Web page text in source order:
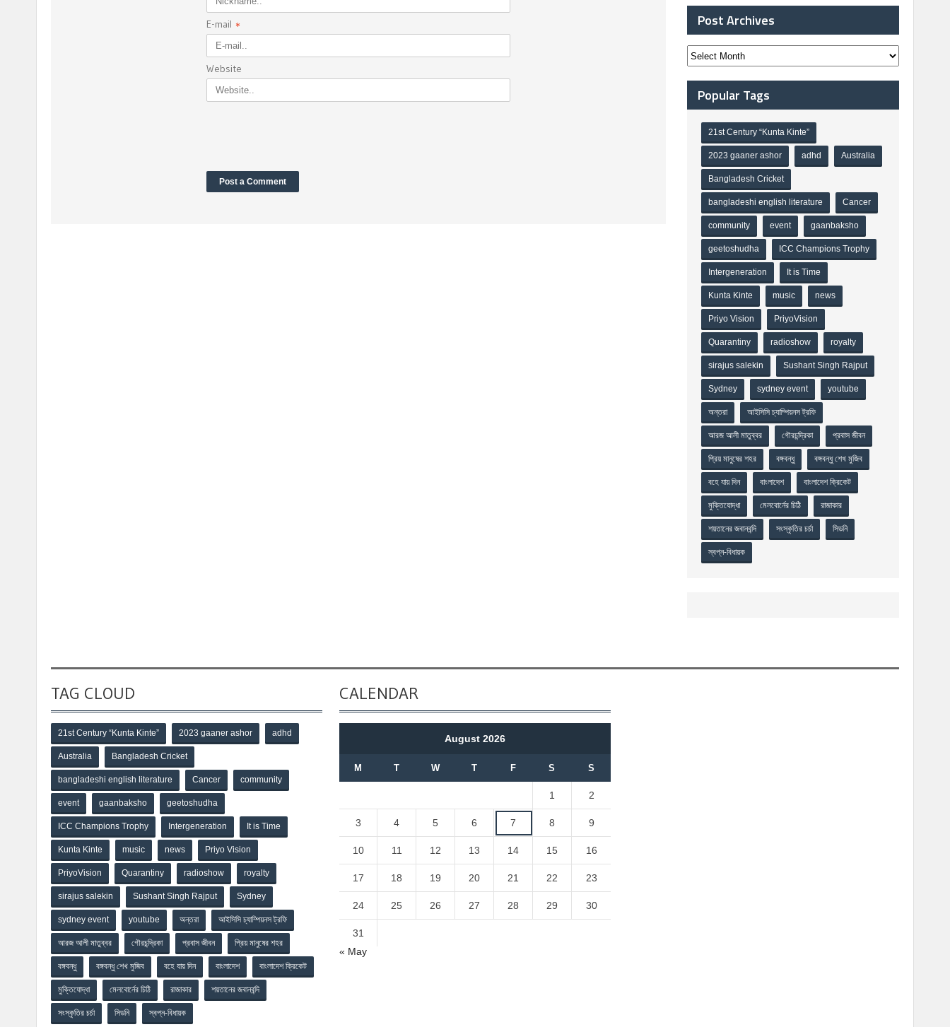
E-mail *
Website
Post Archives
Popular Tags
21st Century “Kunta Kinte”
2023 gaaner ashor adhd Australia
Bangladesh Cricket
bangladeshi english literature Cancer
community event gaanbaksho
geetoshudha ICC Champions Trophy
Intergeneration It is Time
Kunta Kinte music news
Priyo Vision PriyoVision
Quarantiny radioshow royalty
sirajus salekin Sushant Singh Rajput
Sydney sydney event youtube
অন্তরা আইসিসি চ্যাম্পিয়নস ট্রফি
আরজ আলী মাতুব্বর গৌরচন্দ্রিকা প্রবাস জীবন
প্রিয় মানুষের শহর বঙ্গবন্ধু বঙ্গবন্ধু শেখ মুজিব
বহে যায় দিন বাংলাদেশ বাংলাদেশ ক্রিকেট
মুক্তিযোদ্ধা মেলবোর্নের চিঠি রাজাকার
শয়তানের জবানবন্দি সংস্কৃতির চর্চা সিডনি
স্বপ্ন-বিধায়ক
TAG CLOUD
21st Century “Kunta Kinte” 2023 gaaner ashor adhd
Australia Bangladesh Cricket
bangladeshi english literature Cancer community
event gaanbaksho geetoshudha
ICC Champions Trophy Intergeneration It is Time
Kunta Kinte music news Priyo Vision
PriyoVision Quarantiny radioshow royalty
sirajus salekin Sushant Singh Rajput Sydney
sydney event youtube অন্তরা আইসিসি চ্যাম্পিয়নস ট্রফি
আরজ আলী মাতুব্বর গৌরচন্দ্রিকা প্রবাস জীবন প্রিয় মানুষের শহর
বঙ্গবন্ধু বঙ্গবন্ধু শেখ মুজিব বহে যায় দিন বাংলাদেশ বাংলাদেশ ক্রিকেট
মুক্তিযোদ্ধা মেলবোর্নের চিঠি রাজাকার শয়তানের জবানবন্দি
সংস্কৃতির চর্চা সিডনি স্বপ্ন-বিধায়ক
CALENDAR
August 2026
M T W T F S S
1 2
3 4 5 6 7 8 9
10 11 12 13 14 15 16
17 18 19 20 21 22 23
24 25 26 27 28 29 30
31
« May